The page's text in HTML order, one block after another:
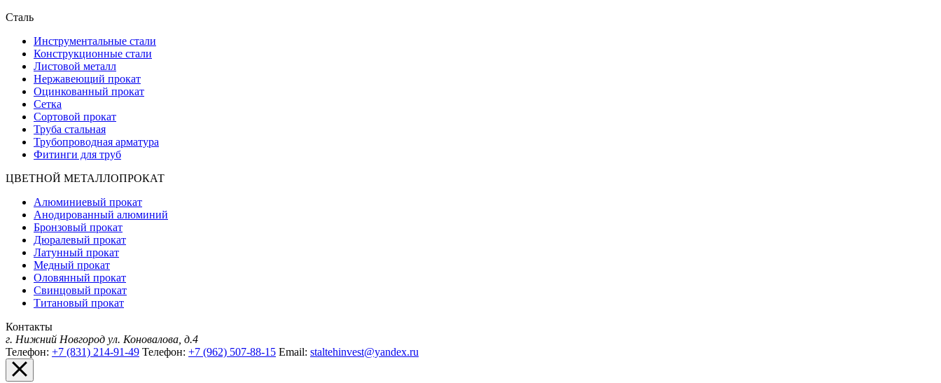
Сталь
Инструментальные стали
Конструкционные стали
Листовой металл
Нержавеющий прокат
Оцинкованный прокат
Сетка
Сортовой прокат
Труба стальная
Трубопроводная арматура
Фитинги для труб
ЦВЕТНОЙ МЕТАЛЛОПРОКАТ
Алюминиевый прокат
Анодированный алюминий
Бронзовый прокат
Дюралевый прокат
Латунный прокат
Медный прокат
Оловянный прокат
Свинцовый прокат
Титановый прокат
Контакты
г. Нижний Новгород ул. Коновалова, д.4
Телефон: +7 (831) 214-91-49 Телефон: +7 (962) 507-88-15 Email: staltehinvest@yandex.ru